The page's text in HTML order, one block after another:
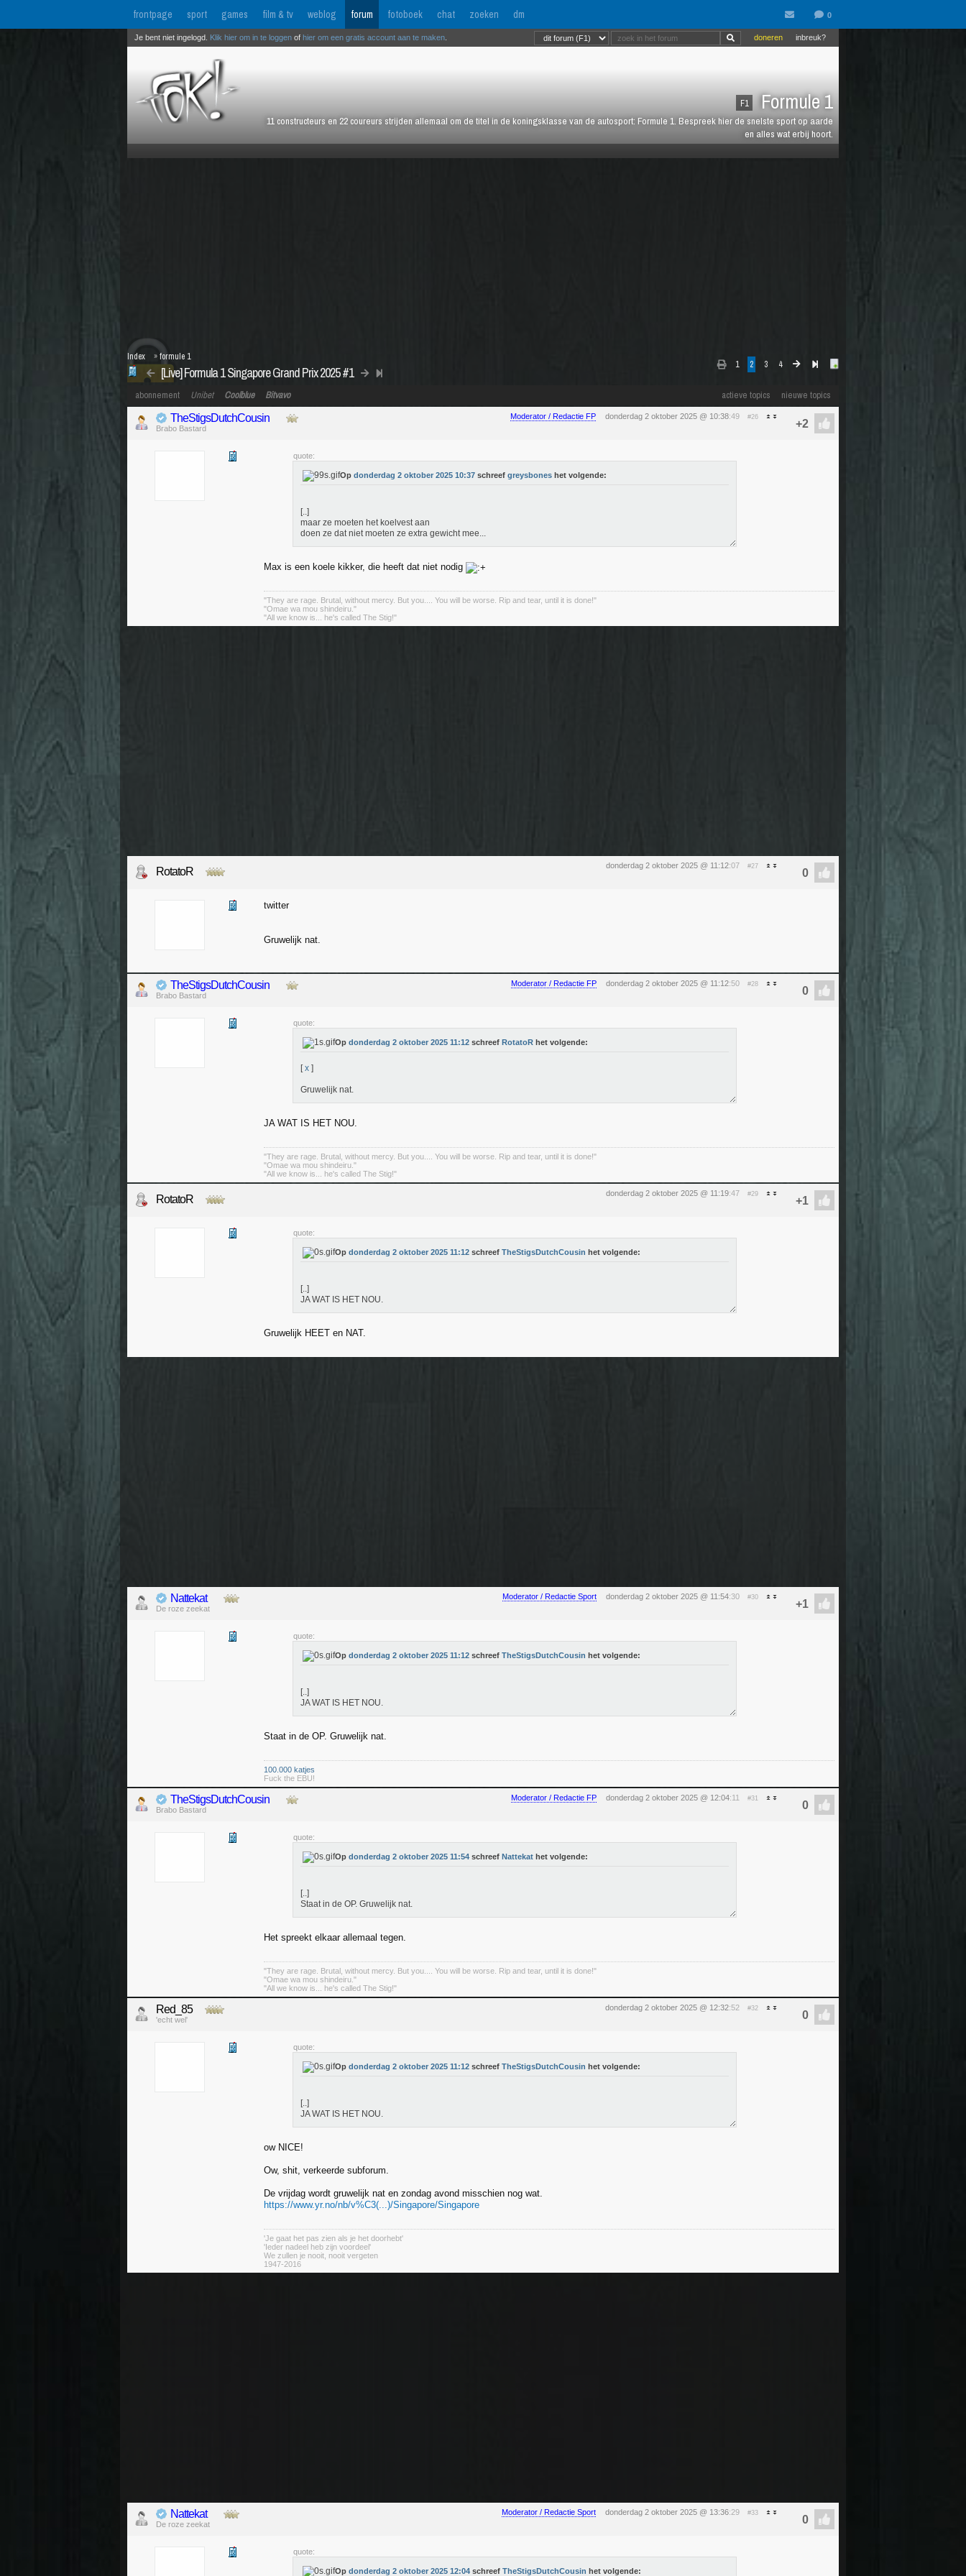
frontpage sport games film & tv weblog forum fotoboek chat zoeken dm
F1 Formule 1
11 constructeurs en 22 coureurs strijden allemaal om de titel in de koningsklasse van de autosport: Formule 1. Bespreek hier de snelste sport op aarde
en alles wat erbij hoort.
inbreuk?
doneren
Je bent niet ingelogd. Klik hier om in te loggen of hier om een gratis account aan te maken
1 2 3 4
[Live] Formula 1 Singapore Grand Prix 2025 #1
Index »formule 1
actieve topics nieuwe topics
abonnement Unibet Coolblue Bitvavo
Moderator / Redactie FP donderdag 2 oktober 2025 @ 10:38:49 #26
TheStigsDutchCousin
Brabo Bastard
quote:
Op donderdag 2 oktober 2025 10:37 schreef greysbones het volgende:
[..]
maar ze moeten het koelvest aan
doen ze dat niet moeten ze extra gewicht mee...
Max is een koele kikker, die heeft dat niet nodig
"They are rage. Brutal, without mercy. But you.... You will be worse. Rip and tear, until it is done!"
"Omae wa mou shindeiru."
"All we know is... he's called The Stig!"
donderdag 2 oktober 2025 @ 11:12:07 #27
RotatoR
twitter
Gruwelijk nat.
Moderator / Redactie FP donderdag 2 oktober 2025 @ 11:12:50 #28
TheStigsDutchCousin
Brabo Bastard
quote:
Op donderdag 2 oktober 2025 11:12 schreef RotatoR het volgende:
[x ]
Gruwelijk nat.
JA WAT IS HET NOU.
"They are rage. Brutal, without mercy. But you.... You will be worse. Rip and tear, until it is done!"
"Omae wa mou shindeiru."
"All we know is... he's called The Stig!"
donderdag 2 oktober 2025 @ 11:19:47 #29
RotatoR
quote:
Op donderdag 2 oktober 2025 11:12 schreef TheStigsDutchCousin het volgende:
[..]
JA WAT IS HET NOU.
Gruwelijk HEET en NAT.
Moderator / Redactie Sport donderdag 2 oktober 2025 @ 11:54:30 #30
Nattekat
De roze zeekat
quote:
Op donderdag 2 oktober 2025 11:12 schreef TheStigsDutchCousin het volgende:
[..]
JA WAT IS HET NOU.
Staat in de OP. Gruwelijk nat.
100.000 katjes
Fuck the EBU!
Moderator / Redactie FP donderdag 2 oktober 2025 @ 12:04:11 #31
TheStigsDutchCousin
Brabo Bastard
quote:
Op donderdag 2 oktober 2025 11:54 schreef Nattekat het volgende:
[..]
Staat in de OP. Gruwelijk nat.
Het spreekt elkaar allemaal tegen.
"They are rage. Brutal, without mercy. But you.... You will be worse. Rip and tear, until it is done!"
"Omae wa mou shindeiru."
"All we know is... he's called The Stig!"
donderdag 2 oktober 2025 @ 12:32:52 #32
Red_85
'echt wel'
quote:
Op donderdag 2 oktober 2025 11:12 schreef TheStigsDutchCousin het volgende:
[..]
JA WAT IS HET NOU.
ow NICE!
Ow, shit, verkeerde subforum.
De vrijdag wordt gruwelijk nat en zondag avond misschien nog wat.
https://www.yr.no/nb/v%C3(...)/Singapore/Singapore
'Je gaat het pas zien als je het doorhebt'
'Ieder nadeel heb zijn voordeel'
We zullen je nooit, nooit vergeten
1947-2016
Moderator / Redactie Sport donderdag 2 oktober 2025 @ 13:36:29 #33
Nattekat
De roze zeekat
quote:
Op donderdag 2 oktober 2025 12:04 schreef TheStigsDutchCousin het volgende: